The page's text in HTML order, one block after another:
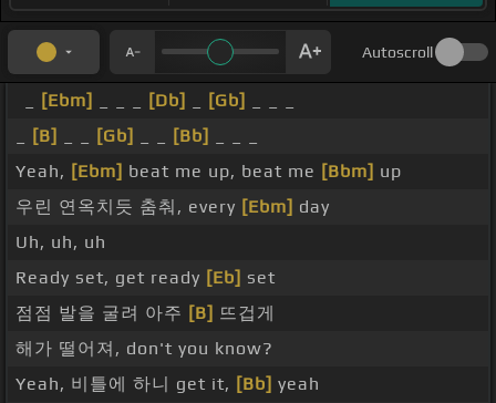
Autoscroll
[Ebm] [Db] [Gb]
[B] [Gb] [Bb]
Yeah, [Ebm] beat me up, beat me [Bbm] up
우린 연옥치듯 춤춰, every [Ebm] day
Uh, uh, uh
Ready set, get ready [Eb] set
점점 발을 굴려 아주 [B] 뜨겁게
해가 떨어져, don't you know?
Yeah, 비틀에 하니 get it, [Bb] yeah